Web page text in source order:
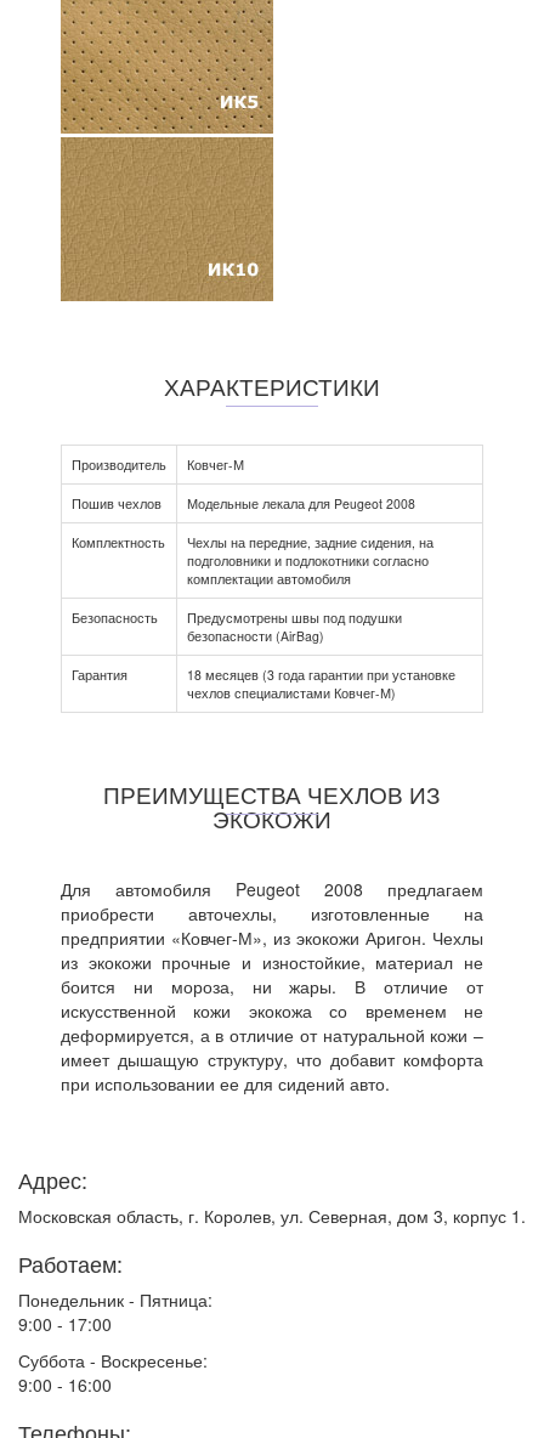
ХАРАКТЕРИСТИКИ
Производитель Ковчег-М
Пошив чехлов Модельные лекала для Peugeot 2008
Комплектность
Чехлы на передние, задние сидения, на
подголовники и подлокотники согласно
комплектации автомобиля
Безопасность
Предусмотрены швы под подушки
безопасности (AirBag)
Гарантия
18 месяцев (3 года гарантии при установке
чехлов специалистами Ковчег-М)
ПРЕИМУЩЕСТВА ЧЕХЛОВ ИЗ
ЭКОКОЖИ
Для автомобиля Peugeot 2008 предлагаем
приобрести авточехлы, изготовленные на
предприятии «Ковчег-М», из экокожи Аригон. Чехлы
из экокожи прочные и изностойкие, материал не
боится ни мороза, ни жары. В отличие от
искусственной кожи экокожа со временем не
деформируется, а в отличие от натуральной кожи –
имеет дышащую структуру, что добавит комфорта
при использовании ее для сидений авто.
Адрес:
Московская область, г. Королев, ул. Северная, дом 3, корпус 1.
Работаем:
Понедельник - Пятница:
9:00 - 17:00
Суббота - Воскресенье:
9:00 - 16:00